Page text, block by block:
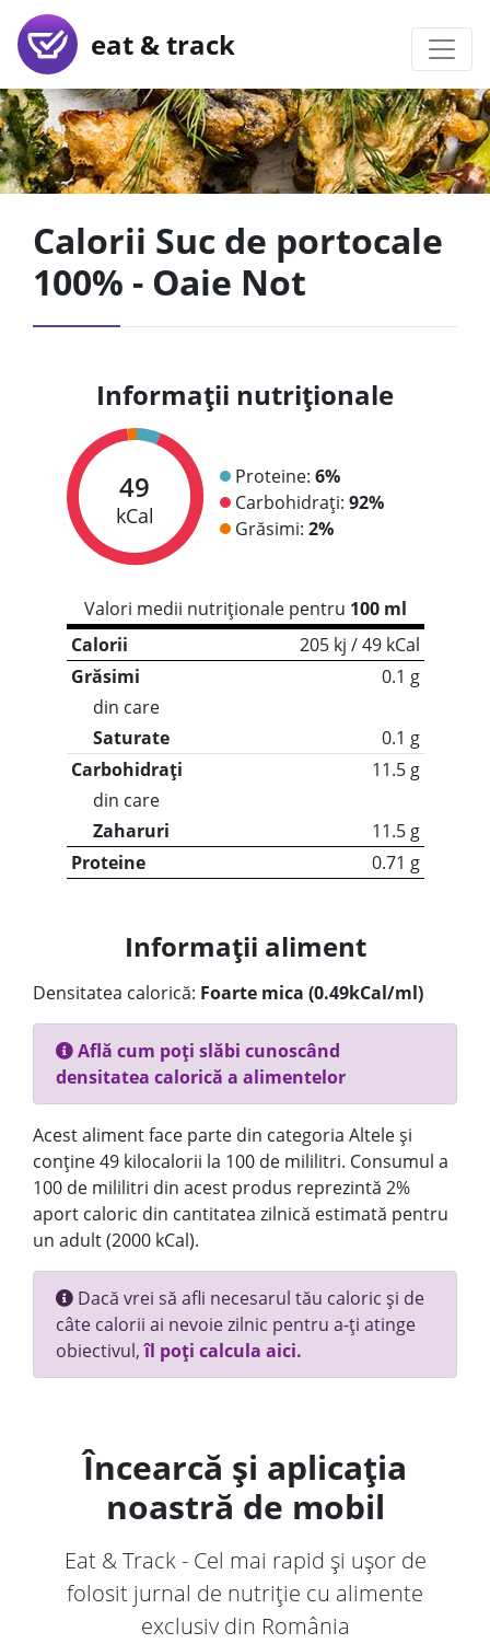
eat & track
Calorii Suc de portocale
100% - Oaie Not
Informații nutriționale
49
kCal
Proteine: 6%
Carbohidrați: 92%
Grăsimi: 2%
Valori medii nutriționale pentru 100 ml
Calorii
205 kj / 49 kCal
Grăsimi
0.1 g
din care
Saturate
0.1 g
Carbohidrați
11.5 g
din care
Zaharuri
11.5 g
Proteine
0.71 g
Informații aliment
Densitatea calorică: Foarte mica (0.49kCal/ml)
Află cum poți slăbi cunoscând
densitatea calorică a alimentelor
Acest aliment face parte din categoria Altele și
conține 49 kilocalorii la 100 de mililitri. Consumul a
100 de mililitri din acest produs reprezintă 2%
aport caloric din cantitatea zilnică estimată pentru
un adult (2000 kCal).
Dacă vrei să afli necesarul tău caloric și de
câte calorii ai nevoie zilnic pentru a-ți atinge
obiectivul,îl poți calcula aici.
Încearcă și aplicația
noastră de mobil
Eat & Track - Cel mai rapid și ușor de
folosit jurnal de nutriție cu alimente
exclusiv din România